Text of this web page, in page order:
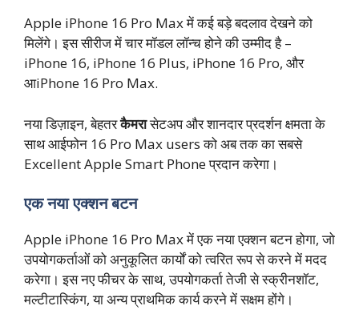
Apple iPhone 16 Pro Max में कई बड़े बदलाव देखने को
मिलेंगे। इस सीरीज में चार मॉडल लॉन्च होने की उम्मीद है –
iPhone 16, iPhone 16 Plus, iPhone 16 Pro, और
आiPhone 16 Pro Max.
नया डिज़ाइन, बेहतरकैमरासेटअप और शानदार प्रदर्शन क्षमता के
साथ आईफोन 16 Pro Max users को अब तक का सबसे
Excellent Apple Smart Phone प्रदान करेगा।
एक नया एक्शन बटन
Apple iPhone 16 Pro Max में एक नया एक्शन बटन होगा, जो
उपयोगकर्ताओं को अनुकूलित कार्यों को त्वरित रूप से करने में मदद
करेगा। इस नए फीचर के साथ, उपयोगकर्ता तेजी से स्क्रीनशॉट,
मल्टीटास्किंग, या अन्य प्राथमिक कार्य करने में सक्षम होंगे।